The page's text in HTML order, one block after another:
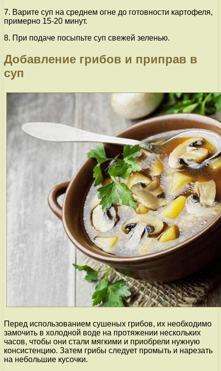
7. Варите суп на среднем огне до готовности картофеля,
примерно 15-20 минут.
8. При подаче посыпьте суп свежей зеленью.
Добавление грибов и приправ в
суп
Перед использованием сушеных грибов, их необходимо
замочить в холодной воде на протяжении нескольких
часов, чтобы они стали мягкими и приобрели нужную
консистенцию. Затем грибы следует промыть и нарезать
на небольшие кусочки.